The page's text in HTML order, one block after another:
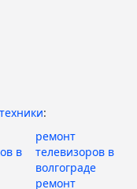
:
в
ремонт
телевизоров в
волгограде
ремонт